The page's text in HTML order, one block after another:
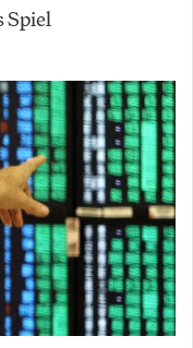
Spiel